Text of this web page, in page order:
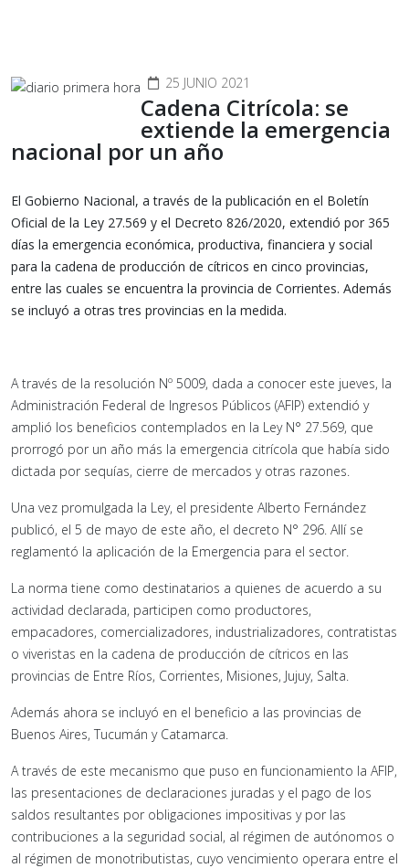
25 JUNIO 2021
Cadena Citrícola: se
extiende la emergencia
nacional por un año
El Gobierno Nacional, a través de la publicación en el Boletín
Oficial de la Ley 27.569 y el Decreto 826/2020, extendió por 365
días la emergencia económica, productiva, financiera y social
para la cadena de producción de cítricos en cinco provincias,
entre las cuales se encuentra la provincia de Corrientes. Además
se incluyó a otras tres provincias en la medida.
A través de la resolución Nº 5009, dada a conocer este jueves, la
Administración Federal de Ingresos Públicos (AFIP) extendió y
amplió los beneficios contemplados en la Ley N° 27.569, que
prorrogó por un año más la emergencia citrícola que había sido
dictada por sequías, cierre de mercados y otras razones.
Una vez promulgada la Ley, el presidente Alberto Fernández
publicó, el 5 de mayo de este año, el decreto N° 296. Allí se
reglamentó la aplicación de la Emergencia para el sector.
La norma tiene como destinatarios a quienes de acuerdo a su
actividad declarada, participen como productores,
empacadores, comercializadores, industrializadores, contratistas
o viveristas en la cadena de producción de cítricos en las
provincias de Entre Ríos, Corrientes, Misiones, Jujuy, Salta.
Además ahora se incluyó en el beneficio a las provincias de
Buenos Aires, Tucumán y Catamarca.
A través de este mecanismo que puso en funcionamiento la AFIP,
las presentaciones de declaraciones juradas y el pago de los
saldos resultantes por obligaciones impositivas y por las
contribuciones a la seguridad social, al régimen de autónomos o
al régimen de monotributistas, cuyo vencimiento operara entre el